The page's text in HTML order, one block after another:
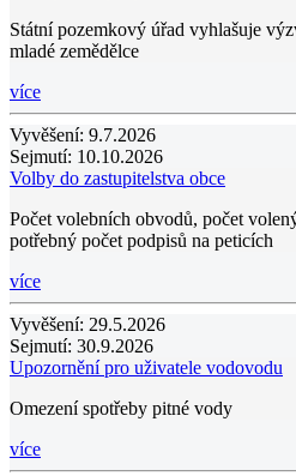
Státní pozemkový úřad vyhlašuje
mladé zemědělce
více
Vyvěšení: 9.7.2026
Sejmutí: 10.10.2026
Volby do zastupitelstva obce
Počet volebních obvodů, počet
potřebný počet podpisů na peticích
více
Vyvěšení: 29.5.2026
Sejmutí: 30.9.2026
Upozornění pro uživatele vodovodu
Omezení spotřeby pitné vody
více